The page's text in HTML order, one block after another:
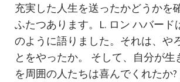
充実した人生を送ったかどうかを
ふたつあります。L. ロン ハバード
のように語りました。それは、や
とをやったか。 そして、自分が生
を周囲の人たちは喜んでくれたか